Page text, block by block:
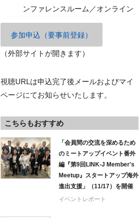
ンファレンスルーム／オンライン
参加申込（要事前登録）
（外部サイトが開きます）
視聴URLは申込完了後メールおよびマイ
ページにてお知らせいたします。
こちらもおすすめ
「会員間の交流を深めるため
のミートアップイベント番外
編『第9回LINK-J Member's
Meetup』スタートアップ海外
進出支援」（11/17）を開催
イベントレポート